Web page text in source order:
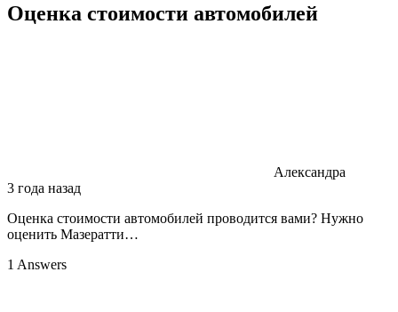
Оценка стоимости автомобилей
Александра
3 года назад
Оценка стоимости автомобилей проводится вами? Нужно
оценить Мазератти…
1 Answers